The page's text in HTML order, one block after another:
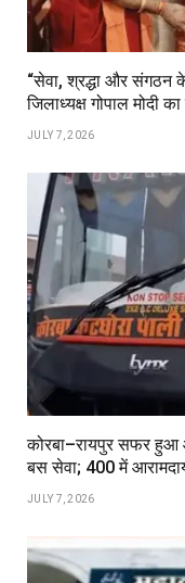
“सेवा, श्रद्धा और संगठन
जिलाध्यक्ष गोपाल मोदी
JULY 7, 2026
कोरबा–रायपुर सफर हुआ
बस सेवा; ₹400 में
JULY 7, 2026